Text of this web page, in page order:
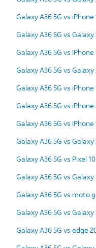
Galaxy A36 5G vs iPhone
Galaxy A36 5G vs Galaxy
Galaxy A36 5G vs iPhone
Galaxy A36 5G vs Galaxy
Galaxy A36 5G vs iPhone
Galaxy A36 5G vs iPhone
Galaxy A36 5G vs iPhone
Galaxy A36 5G vs Galaxy
Galaxy A36 5G vs Pixel 10
Galaxy A36 5G vs Galaxy
Galaxy A36 5G vs moto
Galaxy A36 5G vs Galaxy
Galaxy A36 5G vs edge